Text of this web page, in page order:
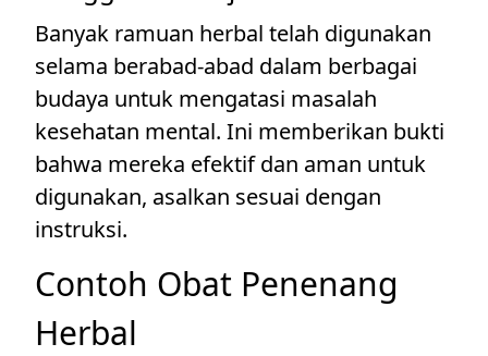
Banyak ramuan herbal telah digunakan
selama berabad-abad dalam berbagai
budaya untuk mengatasi masalah
kesehatan mental. Ini memberikan bukti
bahwa mereka efektif dan aman untuk
digunakan, asalkan sesuai dengan
instruksi.
Contoh Obat Penenang
Herbal